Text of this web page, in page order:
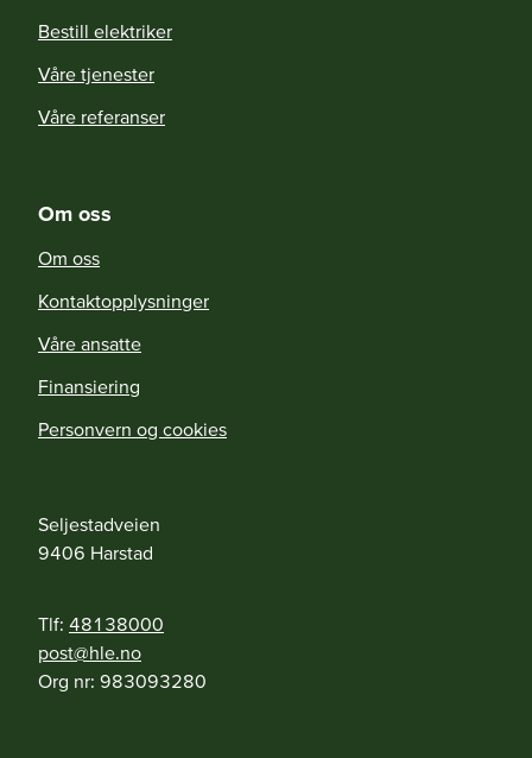
Seljestadveien
9406 Harstad
Tlf: 48138000
on.elh@tsop
Org nr: 983093280
Bestill elektriker
Våre tjenester
Våre referanser
Om oss
Om oss
Kontaktopplysninger
Våre ansatte
Finansiering
Personvern og cookies